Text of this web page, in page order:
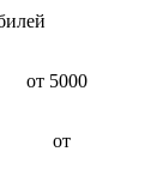
от 5000
от